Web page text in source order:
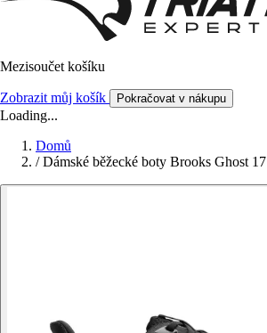
Mezisoučet košíku
Zobrazit můj košík Pokračovat v nákupu
Loading...
Domů
/ Dámské běžecké boty Brooks Ghost 17